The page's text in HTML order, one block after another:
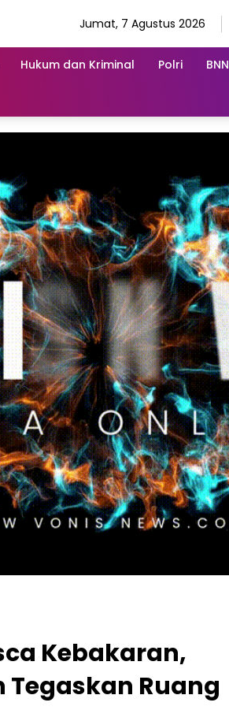
Jumat, 7 Agustus 2026
Hukum dan Kriminal Polri BNN
Kebakaran,
Tegaskan Ruang